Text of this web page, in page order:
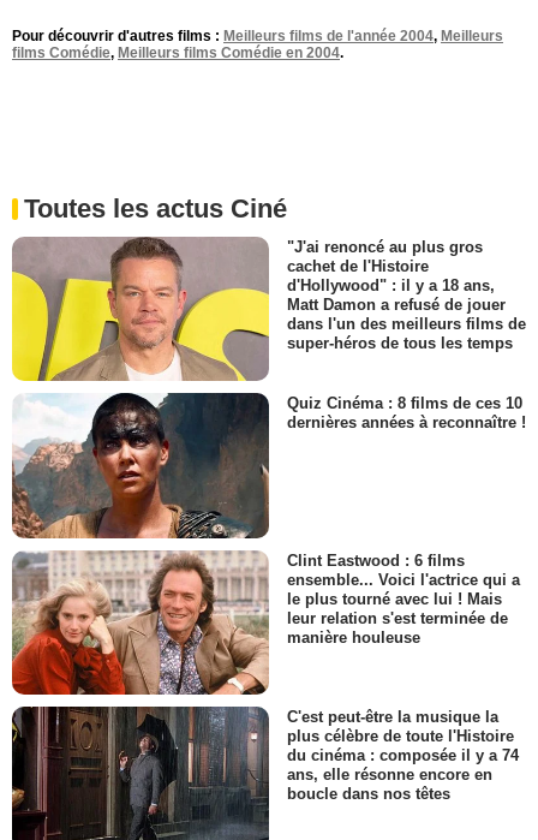
Pour découvrir d'autres films : Meilleurs films de l'année 2004, Meilleurs
films Comédie, Meilleurs films Comédie en 2004.
Toutes les actus Ciné
"J'ai renoncé au plus gros
cachet de l'Histoire
d'Hollywood" : il y a 18 ans,
Matt Damon a refusé de jouer
dans l'un des meilleurs films de
super-héros de tous les temps
Quiz Cinéma : 8 films de ces 10
dernières années à reconnaître !
Clint Eastwood : 6 films
ensemble... Voici l'actrice qui a
le plus tourné avec lui ! Mais
leur relation s'est terminée de
manière houleuse
C'est peut-être la musique la
plus célèbre de toute l'Histoire
du cinéma : composée il y a 74
ans, elle résonne encore en
boucle dans nos têtes